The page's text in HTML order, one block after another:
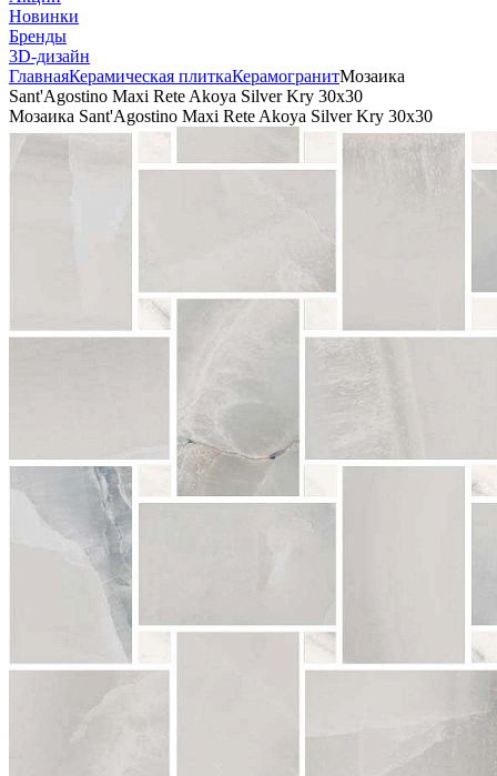
Новинки
Бренды
3D-дизайн
ГлавнаяКерамическая плиткаКерамогранитМозаика
Sant'Agostino Maxi Rete Akoya Silver Kry 30x30
Мозаика Sant'Agostino Maxi Rete Akoya Silver Kry 30x30